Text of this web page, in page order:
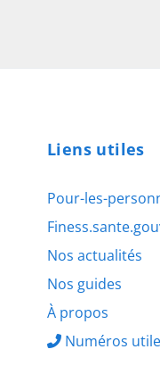
Liens utiles
Pour-les-
Nos actualités
Nos guides
À propos
Numéros